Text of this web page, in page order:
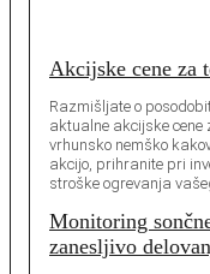
Akcijske cene za
Razmišljate o
aktualne akcijske cene
vrhunsko nemško
akcijo, prihranite pri
stroške ogrevanja
Monitoring
zanesljivo